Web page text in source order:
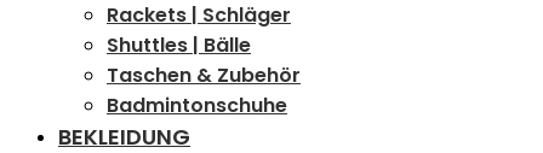
Rackets | Schläger
Shuttles | Bälle
Taschen & Zubehör
Badmintonschuhe
BEKLEIDUNG